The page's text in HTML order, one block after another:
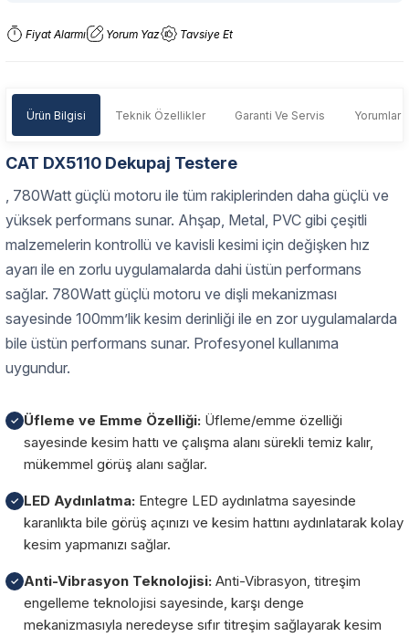
Fiyat Alarmı Yorum Yaz Tavsiye Et
Ürün Bilgisi Teknik Özellikler Garanti Ve Servis Yorumlar
CAT DX5110 Dekupaj Testere
, 780Watt güçlü motoru ile tüm rakiplerinden daha güçlü ve
yüksek performans sunar. Ahşap, Metal, PVC gibi çeşitli
malzemelerin kontrollü ve kavisli kesimi için değişken hız
ayarı ile en zorlu uygulamalarda dahi üstün performans
sağlar. 780Watt güçlü motoru ve dişli mekanizması
sayesinde 100mm’lik kesim derinliği ile en zor uygulamalarda
bile üstün performans sunar. Profesyonel kullanıma
uygundur.
✓ Üfleme ve Emme Özelliği: Üfleme/emme özelliği
sayesinde kesim hattı ve çalışma alanı sürekli temiz kalır,
mükemmel görüş alanı sağlar.
✓ LED Aydınlatma: Entegre LED aydınlatma sayesinde
karanlıkta bile görüş açınızı ve kesim hattını aydınlatarak kolay
kesim yapmanızı sağlar.
✓ Anti-Vibrasyon Teknolojisi: Anti-Vibrasyon, titreşim
engelleme teknolojisi sayesinde, karşı denge
mekanizmasıyla neredeyse sıfır titreşim sağlayarak kesim